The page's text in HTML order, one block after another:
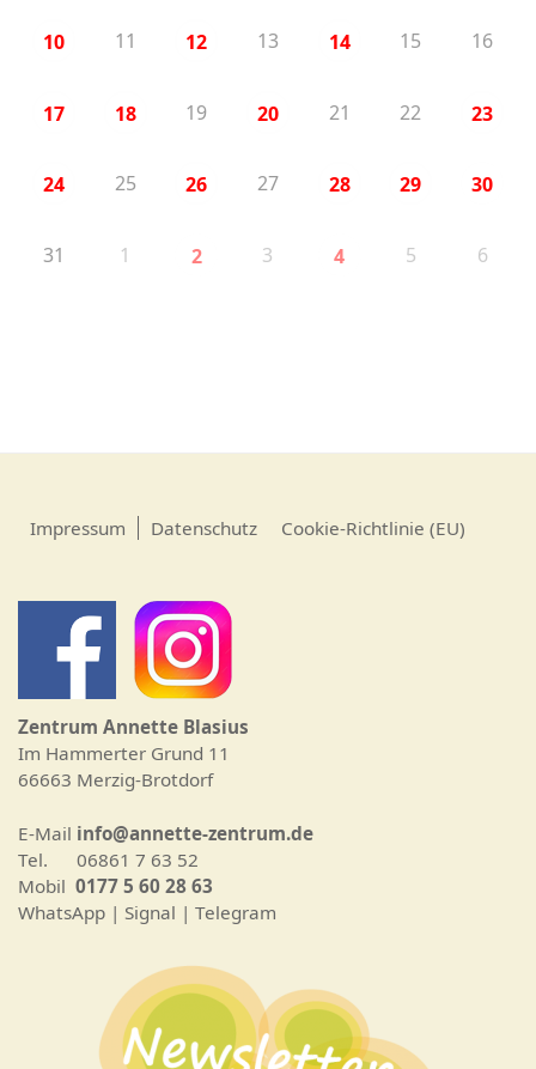
10 11 12 13 14 15 16
17 18 19 20 21 22 23
24 25 26 27 28 29 30
31 1 2 3 4 5 6
Impressum Datenschutz Cookie-Richtlinie (EU)
Zentrum Annette Blasius
Im Hammerter Grund 11
66663 Merzig-Brotdorf
E-Mail info@annette-zentrum.de
Tel. 06861 7 63 52
Mobil 0177 5 60 28 63
WhatsApp | Signal | Telegram